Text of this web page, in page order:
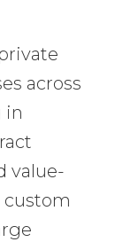
across
in
value-
custom